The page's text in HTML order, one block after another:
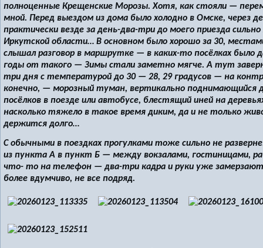
полноценные Крещенские Морозы. Хотя, как стояли —
мной. Перед выездом из дома было холодно в Омске, через
практически везде за день-два-три до моего приезда
Иркутской области… В основном было хорошо за 30,
слышал разговор в маршрутке — в каких-то посёлках
годы от такого — Зимы стали заметно мягче. А тут
три дня с температурой до 30 — 28, 29 градусов — на
конечно, — морозный туман, вертикально поднимающийся
посёлков в поезде или автобусе, блестящий иней на
насколько тяжело в такое время диким, да и не только
держится долго…
С обычными в поездках прогулками тоже сильно не
из пункта А в пункт Б — между вокзалами, гостиницами,
что- то на телефон — два-три кадра и руки уже
более вдумчиво, не все подряд.